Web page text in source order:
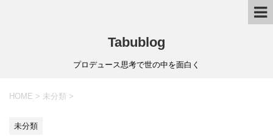
Tabublog
プロデュース思考で世の中を面白く
HOME > 未分類 >
未分類